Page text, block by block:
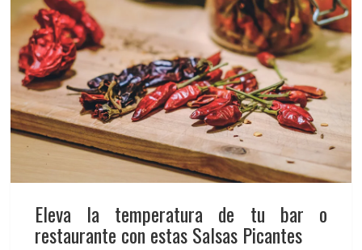
Eleva la temperatura de tu bar o
restaurante con estas Salsas Picantes